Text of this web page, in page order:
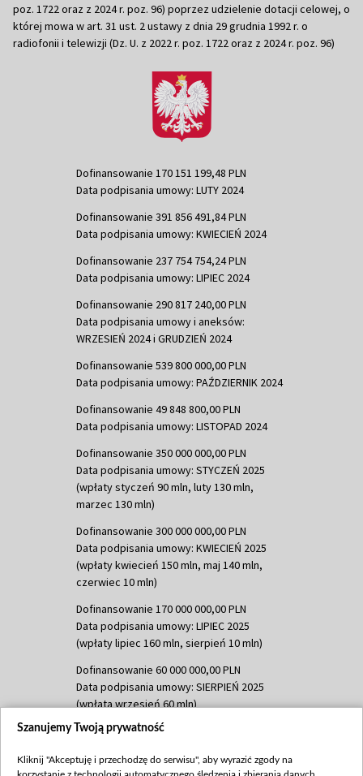
poz. 1722 oraz z 2024 r. poz. 96) poprzez udzielenie dotacji celowej, o
której mowa w art. 31 ust. 2 ustawy z dnia 29 grudnia 1992 r. o
radiofonii i telewizji (Dz. U. z 2022 r. poz. 1722 oraz z 2024 r. poz. 96)
Dofinansowanie 170 151 199,48 PLN
Data podpisania umowy: LUTY 2024
Dofinansowanie 391 856 491,84 PLN
Data podpisania umowy: KWIECIEŃ 2024
Dofinansowanie 237 754 754,24 PLN
Data podpisania umowy: LIPIEC 2024
Dofinansowanie 290 817 240,00 PLN
Data podpisania umowy i aneksów:
WRZESIEŃ 2024 i GRUDZIEŃ 2024
Dofinansowanie 539 800 000,00 PLN
Data podpisania umowy: PAŹDZIERNIK 2024
Dofinansowanie 49 848 800,00 PLN
Data podpisania umowy: LISTOPAD 2024
Dofinansowanie 350 000 000,00 PLN
Data podpisania umowy: STYCZEŃ 2025
(wpłaty styczeń 90 mln, luty 130 mln,
marzec 130 mln)
Dofinansowanie 300 000 000,00 PLN
Data podpisania umowy: KWIECIEŃ 2025
(wpłaty kwiecień 150 mln, maj 140 mln,
czerwiec 10 mln)
Dofinansowanie 170 000 000,00 PLN
Data podpisania umowy: LIPIEC 2025
(wpłaty lipiec 160 mln, sierpień 10 mln)
Dofinansowanie 60 000 000,00 PLN
Data podpisania umowy: SIERPIEŃ 2025
(wpłata wrzesień 60 mln)
Dofinansowanie 635 783 051,21 PLN
(wpłata wrzesień 100 mln, październik 350
Szanujemy Twoją prywatność
Kliknij "Akceptuję i przechodzę do serwisu", aby wyrazić zgody na